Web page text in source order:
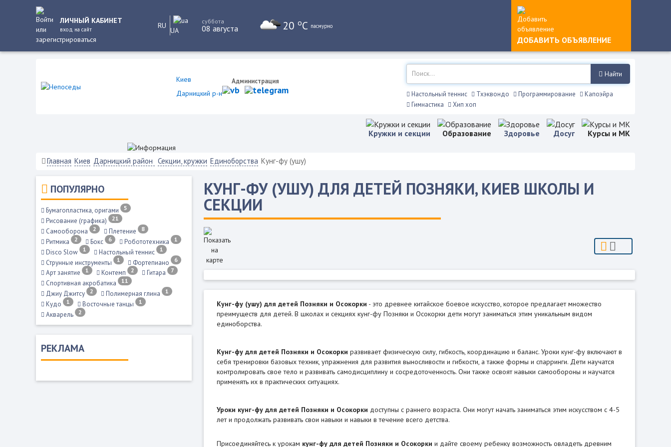
ЛИЧНЫЙ КАБИНЕТ
вход на сайт RU
UA
суббота
08 августа 20 oC пасмурно
ДОБАВИТЬ ОБЪЯВЛЕНИЕ
Киев
Дарницкий р-н
Администрация
Найти
Настольный теннис Тхэквондо Программирование
Капоэйра
Гимнастика
Хип хоп
Кружки и секции Образование Здоровье Досуг Курсы и МК
Главная Киев Дарницкий район Секции, кружки Единоборства Кунг-фу (ушу)
ПОПУЛЯРНО
Бумагопластика, оригами 5
Рисование (графика) 21
Самооборона 2 Плетение 8
Ритмика 2 Бокс 6 Робототехника 1
Disco Slow 1 Настольный теннис 1
Струнные инструменты 1 Фортепиано 6
Арт занятие 1 Контемп 2 Гитара 7
Спортивная акробатика 11
Джиу Джитсу 2 Полимерная глина 1
Кудо 1 Восточные танцы 1
Акварель 2
РЕКЛАМА
КУНГ-ФУ (УШУ) ДЛЯ ДЕТЕЙ ПОЗНЯКИ, КИЕВ ШКОЛЫ И
СЕКЦИИ
Кунг-фу (ушу) для детей Позняки и Осокорки - это древнее китайское боевое искусство, которое предлагает множество
преимуществ для детей. В школах и секциях кунг-фу Позняки и Осокорки дети могут заниматься этим уникальным видом
единоборства.
Кунг-фу для детей Позняки и Осокорки развивает физическую силу, гибкость, координацию и баланс. Уроки кунг-фу включают в
себя тренировки базовых техник, упражнения для развития выносливости и гибкости, а также формы и спарринги. Дети научатся
контролировать свое тело и развивать самодисциплину и сосредоточенность. Они также освоят навыки самообороны и научатся
применять их в практических ситуациях.
Уроки кунг-фу для детей Позняки и Осокорки доступны с раннего возраста. Они могут начать заниматься этим искусством с 4-5
лет и продолжать развивать свои навыки и навыки в течение всего детства.
Присоединяйтесь к урокам кунг-фу для детей Позняки и Осокорки и дайте своему ребенку возможность овладеть древним